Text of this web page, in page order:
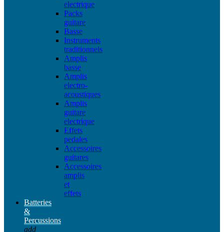
electrique
Packs
guitare
Basse
Instruments
traditionnels
Amplis
basse
Amplis
electro-
acoustiques
Amplis
guitare
electrique
Effets
pedales
Accessoires
guitares
Accessoires
amplis
et
effets
Batteries
&
Percussions
add